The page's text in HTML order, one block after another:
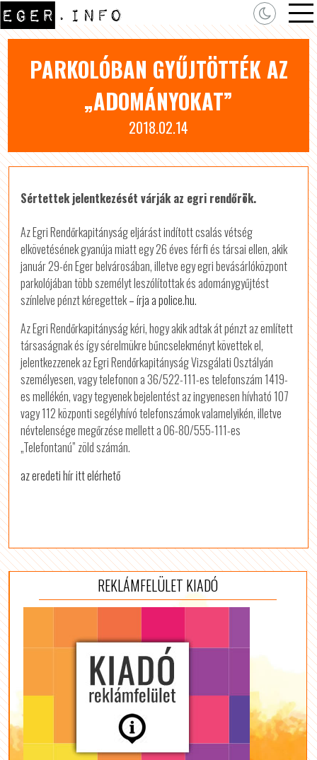
PARKOLÓBAN GYŰJTÖTTÉK AZ
„ADOMÁNYOKAT”
2018.02.14
Sértettek jelentkezését várják az egri rendőrök.
Az Egri Rendőrkapitányság eljárást indított csalás vétség
elkövetésének gyanúja miatt egy 26 éves férfi és társai ellen, akik
január 29-én Eger belvárosában, illetve egy egri bevásárlóközpont
parkolójában több személyt leszólítottak és adománygyűjtést
színlelve pénzt kéregettek– írja a police.hu.
Az Egri Rendőrkapitányság kéri, hogy akik adtak át pénzt az említett
társaságnak és így sérelmükre bűncselekményt követtek el,
jelentkezzenek az Egri Rendőrkapitányság Vizsgálati Osztályán
személyesen, vagy telefonon a 36/522-111-es telefonszám 1419-
es mellékén, vagy tegyenek bejelentést az ingyenesen hívható 107
vagy 112 központi segélyhívó telefonszámok valamelyikén, illetve
névtelensége megőrzése mellett a 06-80/555-111-es
„Telefontanú” zöld számán.
az eredeti hír itt elérhető
REKLÁMFELÜLET KIADÓ